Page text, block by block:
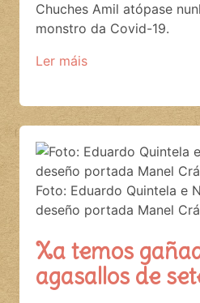
Chuches Amil atópase
monstro da Covid-19.
Ler máis
Foto: Eduardo Quintela e
deseño portada Manel
Xa temos
agasallos de